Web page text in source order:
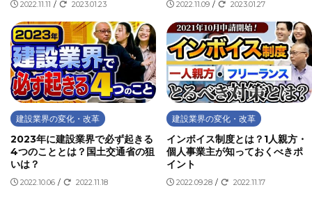
2022.11.11 / 2023.01.23 2022.11.09 / 2023.01.27
建設業界の変化・改革
2023年に建設業界で必ず起きる
4つのこととは？国土交通省の狙
いは？
2022.10.06 / 2022.11.18
建設業界の変化・改革
インボイス制度とは？1人親方・
個人事業主が知っておくべきポ
イント
2022.09.28 / 2022.11.17